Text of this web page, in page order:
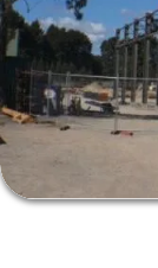
उत्पाद
वीडियो
वीआर
शो